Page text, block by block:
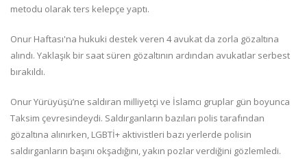
metodu olarak ters kelepçe yaptı.
Onur Haftası'na hukuki destek veren 4 avukat da zorla gözaltına
alındı. Yaklaşık bir saat süren gözaltının ardından avukatlar serbest
bırakıldı.
Onur Yürüyüşü’ne saldıran milliyetçi ve İslamcı gruplar gün boyunca
Taksim çevresindeydi. Saldırganların bazıları polis tarafından
gözaltına alınırken, LGBTİ+ aktivistleri bazı yerlerde polisin
saldırganların başını okşadığını, yakın pozlar verdiğini gözlemledi.